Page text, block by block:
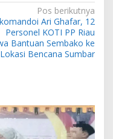
Pos berikutnya
Ari Ghafar, 12
Personel KOTI PP Riau
Bantuan Sembako ke
Lokasi Bencana Sumbar